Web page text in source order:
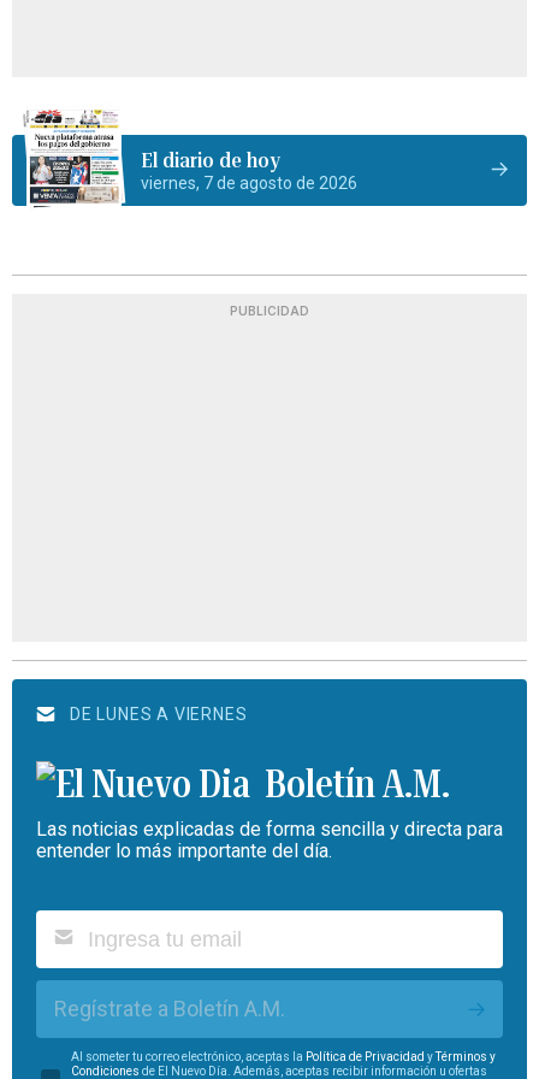
El diario de hoy
viernes, 7 de agosto de 2026
PUBLICIDAD
DE LUNES A VIERNES
Boletín A.M.
Las noticias explicadas de forma sencilla y directa para
entender lo más importante del día.
Regístrate a Boletín A.M.
Al someter tu correo electrónico, aceptas la Política de Privacidad y
Términos y
Condiciones de El Nuevo Día. Además, aceptas recibir información u ofertas